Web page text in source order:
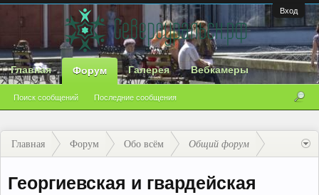
Вход
Главная Форум
Поиск сообщений Последние сообщения
Галерея Вебкамеры
Главная Форум Обо всём Общий форум
Георгиевская и гвардейская